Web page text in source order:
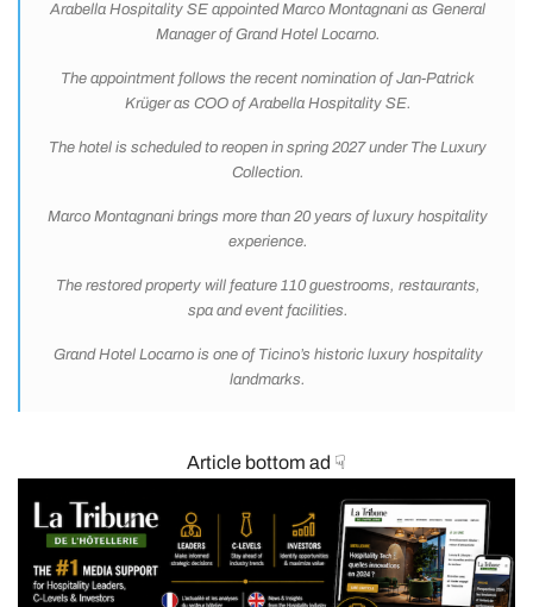
Arabella Hospitality SE appointedMarco Montagnani as General
Manager of Grand Hotel Locarno.
The appointment follows the recent nomination ofJan-Patrick
Krügeras COO of Arabella Hospitality SE.
The hotel is scheduled to reopen in spring 2027 under The Luxury
Collection.
Marco Montagnani brings more than 20 years of luxury hospitality
experience.
The restored property will feature 110 guestrooms, restaurants,
spa and event facilities.
Grand Hotel Locarno is one of Ticino’s historic luxury hospitality
landmarks.
Article bottom ad ☟